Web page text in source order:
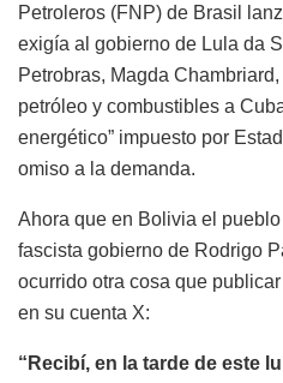
Petroleros (FNP) de Brasil
exigía al gobierno de Lula da
Petrobras, Magda
petróleo y combustibles a
energético” impuesto por
omiso a la demanda.
Ahora que en Bolivia el
fascista gobierno de Rodrigo
ocurrido otra cosa que
en su cuenta X:
“Recibí, en la tarde de este